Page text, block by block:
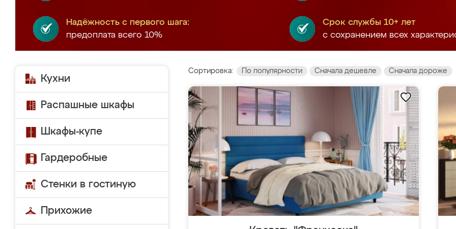
Надёжность с первого шага:
предоплата всего 10%
Срок службы 10+ лет
с сохранением всех
Кухни
Распашные шкафы
Шкафы-купе
Гардеробные
Стенки в гостиную
Прихожие
Сортировка: По популярности Сначала дешевле Сначала дороже